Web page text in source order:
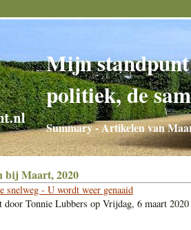
Mijn
politiek, de
Summary - Artikelen van
bij Maart, 2020
snelweg - U wordt weer genaaid
door Tonnie Lubbers op Vrijdag, 6 maart 2020